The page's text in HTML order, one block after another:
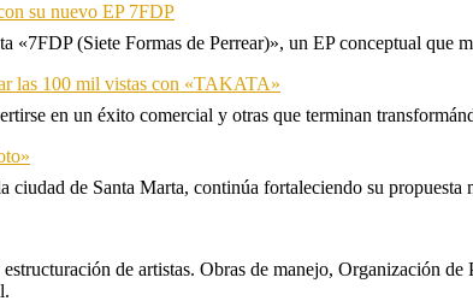
su nuevo EP 7FDP
«7FDP (Siete Formas de Perrear)», un EP conceptual que
las 100 mil vistas con «TAKATA»
en un éxito comercial y otras que terminan
ciudad de Santa Marta, continúa fortaleciendo su propuesta
de artistas. Obras de manejo, Organización